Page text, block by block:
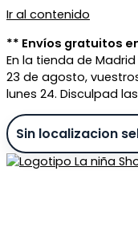
Ir al contenido
** Envíos gratuitos
En la tienda de
23 de agosto,
lunes 24. Disculpad